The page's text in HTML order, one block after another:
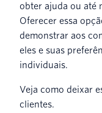
obter ajuda ou até
Oferecer essa
demonstrar aos
eles e suas
individuais.
Veja como deixar
clientes.